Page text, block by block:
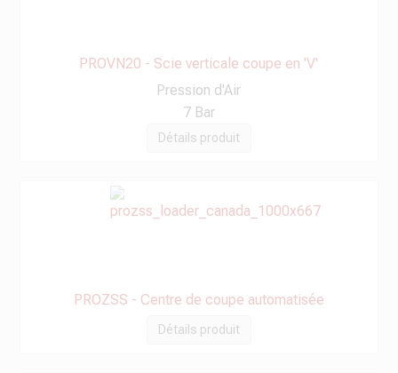
PROVN20 - Scie verticale coupe en 'V'
Pression d'Air
7 Bar
Détails produit
PROZSS - Centre de coupe automatisée
Détails produit